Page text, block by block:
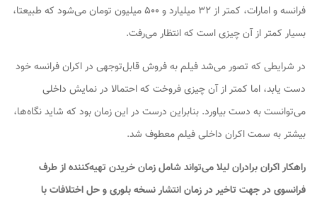
فرانسه و امارات، کمتر از ۳۲ میلیارد و ۵۰۰ میلیون تومان می‌شود که طبیعتا،
بسیار کمتر از آن چیزی است که انتظار می‌رفت.
در شرایطی که تصور می‌شد فیلم به فروش قابل‌توجهی در اکران فرانسه خود
دست یابد، اما کمتر از آن چیزی فروخت که احتمالا در نمایش داخلی
می‌توانست به دست بیاورد. بنابراین درست در این زمان بود که شاید نگاه‌ها،
بیشتر به سمت اکران داخلی فیلم معطوف شد.
راهکار اکران برادران لیلا می‌تواند شامل زمان خریدن تهیه‌کننده از طرف
فرانسوی در جهت تاخیر در زمان انتشار نسخه بلوری و حل اختلافات با